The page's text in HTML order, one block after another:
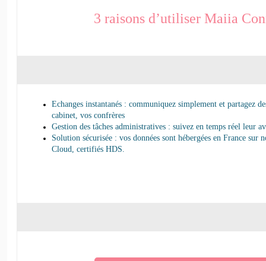
3 raisons d’utiliser Maiia
Echanges instantanés : communiquez simplement et partagez
cabinet, vos confrères
Gestion des tâches administratives : suivez en temps réel leur
Solution sécurisée : vos données sont hébergées en France sur
Cloud, certifiés HDS.